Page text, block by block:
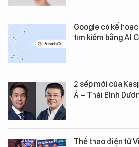
Google có kế
tìm kiếm bằng AI
2 sếp mới của
Á – Thái Bình
Thể thao điện tử